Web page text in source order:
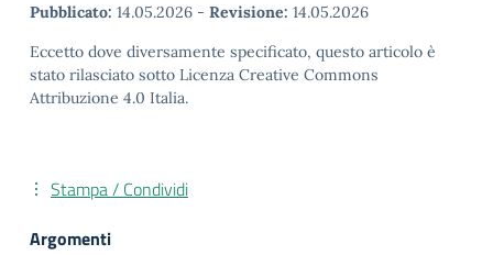
Pubblicato: 14.05.2026 - Revisione: 14.05.2026
Eccetto dove diversamente specificato, questo articolo è
stato rilasciato sotto Licenza Creative Commons
Attribuzione 4.0 Italia.
Stampa / Condividi
Argomenti